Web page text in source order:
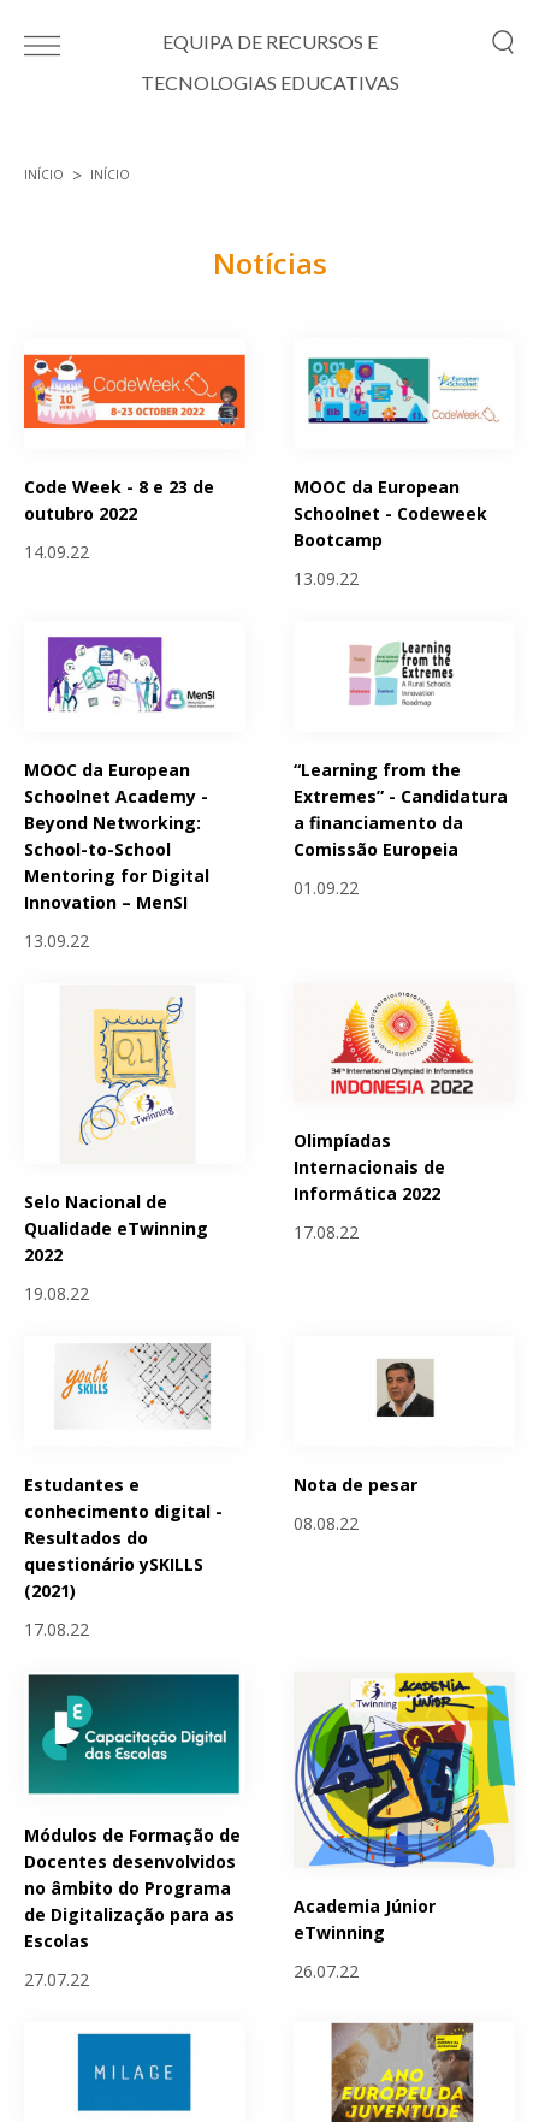
EQUIPA DE RECURSOS E
TECNOLOGIAS EDUCATIVAS
INÍCIO INÍCIO
Notícias
Code Week - 8 e 23 de
outubro 2022
14.09.22
MOOC da European
Schoolnet - Codeweek
Bootcamp
13.09.22
MOOC da European
Schoolnet Academy -
Beyond Networking:
School-to-School
Mentoring for Digital
Innovation – MenSI
13.09.22
“Learning from the
Extremes” - Candidatura
a financiamento da
Comissão Europeia
01.09.22
Selo Nacional de
Qualidade eTwinning
2022
19.08.22
Olimpíadas
Internacionais de
Informática 2022
17.08.22
Estudantes e
conhecimento digital -
Resultados do
questionário ySKILLS
(2021)
17.08.22
Nota de pesar
08.08.22
Módulos de Formação de
Docentes desenvolvidos
no âmbito do Programa
de Digitalização para as
Escolas
27.07.22
Academia Júnior
eTwinning
26.07.22
Páginas